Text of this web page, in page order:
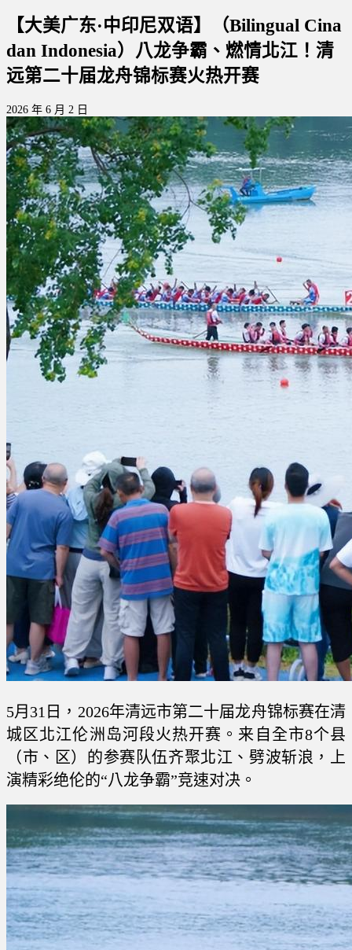
【大美广东·中印尼双语】（Bilingual Cina
dan Indonesia）八龙争霸、燃情北江！清
远第二十届龙舟锦标赛火热开赛
2026 年 6 月 2 日
5月31日，2026年清远市第二十届龙舟锦标赛在清
城区北江伦洲岛河段火热开赛。来自全市8个县
（市、区）的参赛队伍齐聚北江、劈波斩浪，上
演精彩绝伦的“八龙争霸”竞速对决。